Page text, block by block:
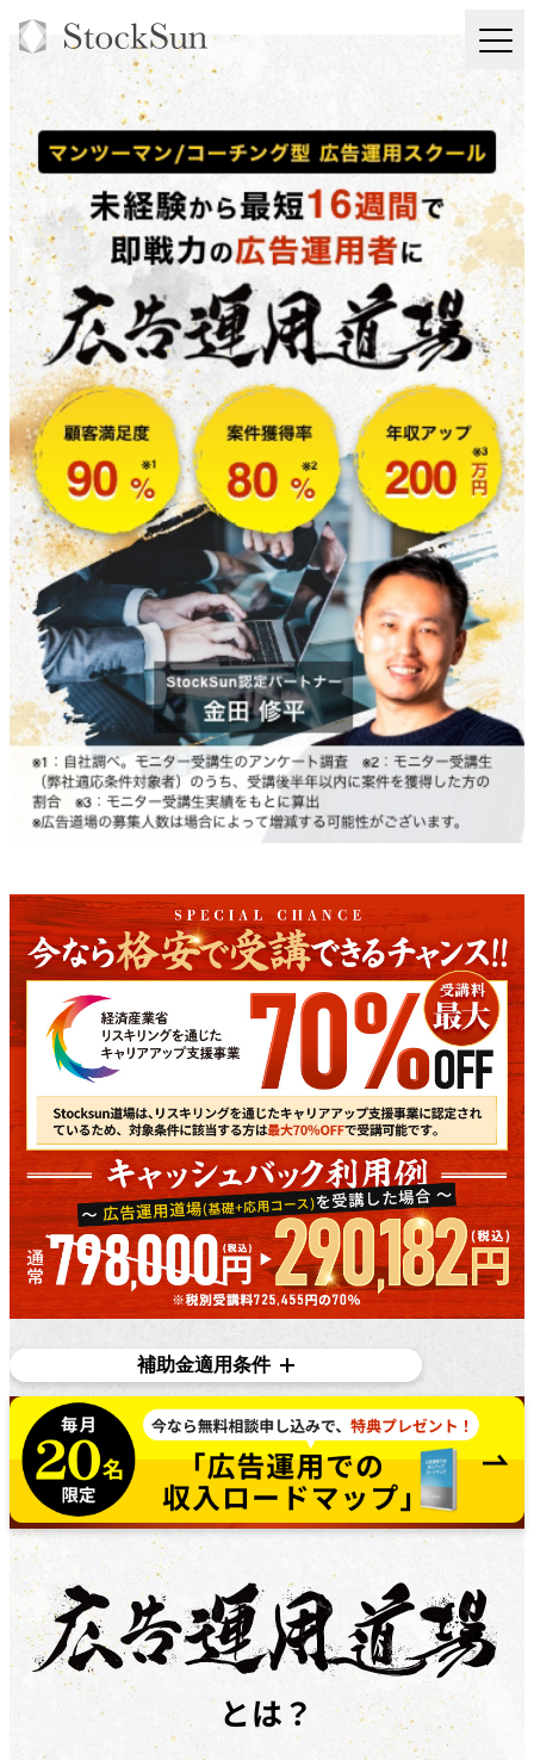
補助金適用条件
対象条件
在職者であり、​雇用主の​変更を​伴う​転職を​目指している
方で​あれば、​正社員、​契約・派遣社員、​パートや​アルバ
イトの​方など、​幅広く​ご利用いただけます。詳しくは無
料個別相談にてご相談ください。
対象コース
キャッシュバックを​受けられる​コースは​「動画編集道場
Pro」​「広告運用道場」​「TechElite」​「LINE道場」
「動画デザイン道場」「YouTubeディレクター道場」
「LPO道場」「SNSデザイン道場」​です。
とは？